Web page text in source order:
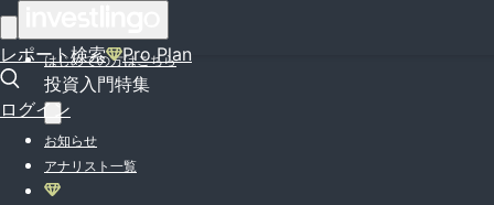
レポート検索 Pro Plan
ログイン
はじめての方はこちら
投資入門特集
お知らせ
アナリスト一覧